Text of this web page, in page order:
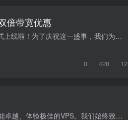
倍带宽优惠
嘿 LowEndTalk 我们又扩张啦！除了马赛 (FR) 和纽约 (USA) 之外，法兰克福 (DE) 也正式上线啦！为了庆祝这一盛事，我们为以下所有套餐提供双倍带宽。只需回复您的发票号码（无需提供个人信息）...
0 428 12
亲爱的LowEndTalk用户，Hostdare携低价KVM套餐强势回归！您将以超值的价格获得性能卓越、体验极佳的VPS。我们始终致力于提供高质量的服务、卓越的服务器性能以及让您满意的体验，并将在未来的岁...